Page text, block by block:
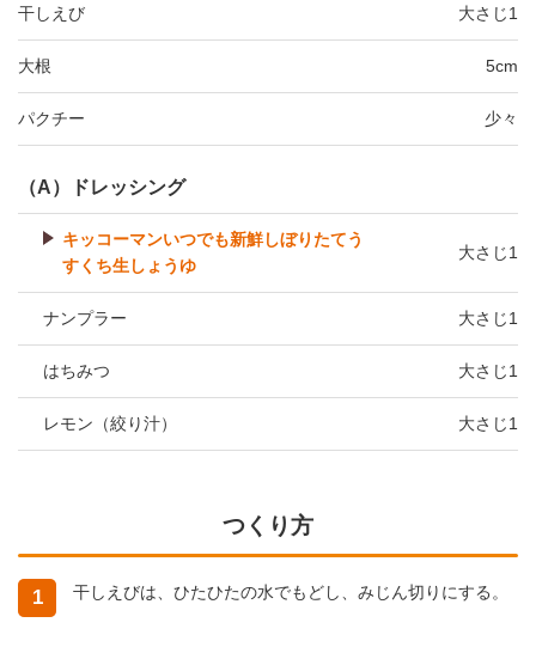
干しえび 大さじ1
大根 5cm
パクチー 少々
（A）ドレッシング
キッコーマンいつでも新鮮しぼりたてう
すくち生しょうゆ
大さじ1
ナンプラー 大さじ1
はちみつ 大さじ1
レモン（絞り汁） 大さじ1
つくり方
1 干しえびは、ひたひたの水でもどし、みじん切りにする。